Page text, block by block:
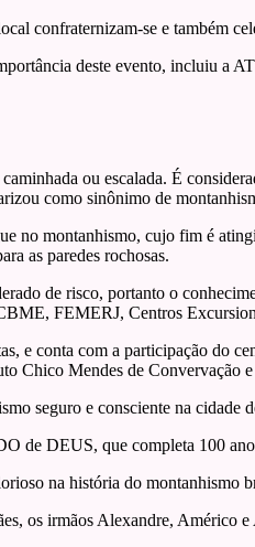
confraternizam-se e também
deste evento, incluiu a
ou escalada. É
como sinônimo de
no montanhismo, cujo fim é
as paredes rochosas.
de risco, portanto o
FEMERJ, Centros
e conta com a participação do
Chico Mendes de
seguro e consciente na cidade
de DEUS, que completa 100
na história do montanhismo
os irmãos Alexandre, Américo